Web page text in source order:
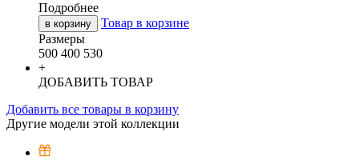
Подробнее
в корзину
Товар в корзине
Размеры
500 400 530
+
ДОБАВИТЬ ТОВАР
Добавить все товары в корзину
Другие модели этой коллекции